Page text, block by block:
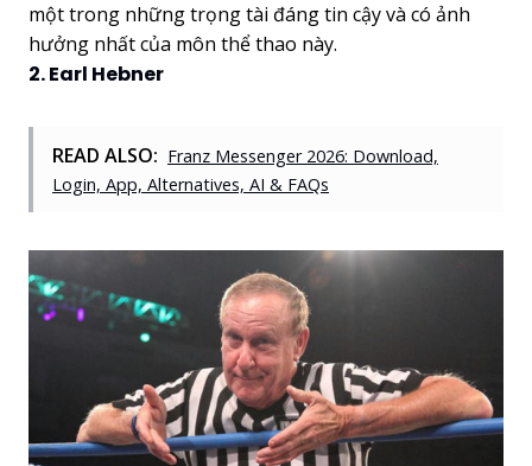
một trong những trọng tài đáng tin cậy và có ảnh
hưởng nhất của môn thể thao này.
2. Earl Hebner
READ ALSO: Franz Messenger 2026: Download,
Login, App, Alternatives, AI & FAQs